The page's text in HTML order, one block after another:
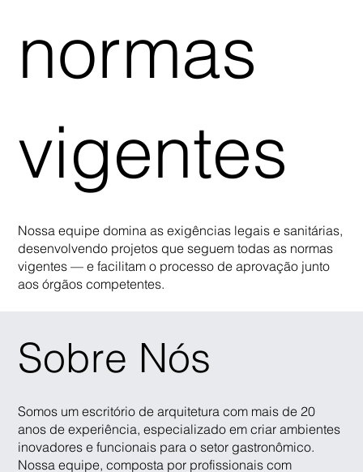
normas
vigentes
Nossa equipe domina as exigências legais e sanitárias,
desenvolvendo projetos que seguem todas as normas
vigentes — e facilitam o processo de aprovação junto
aos órgãos competentes.
Sobre Nós
Somos um escritório de arquitetura com mais de 20
anos de experiência, especializado em criar ambientes
inovadores e funcionais para o setor gastronômico.
Nossa equipe, composta por profissionais com